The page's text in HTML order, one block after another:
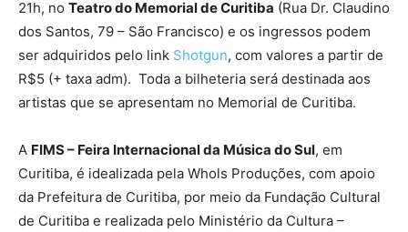
21h, no Teatro do Memorial de Curitiba (Rua Dr. Claudino
dos Santos, 79 – São Francisco) e os ingressos podem
ser adquiridos pelo link Shotgun, com valores a partir de
R$5 (+ taxa adm). Toda a bilheteria será destinada aos
artistas que se apresentam no Memorial de Curitiba.
A FIMS – Feira Internacional da Música do Sul, em
Curitiba, é idealizada pela Whols Produções, com apoio
da Prefeitura de Curitiba, por meio da Fundação Cultural
de Curitiba e realizada pelo Ministério da Cultura –